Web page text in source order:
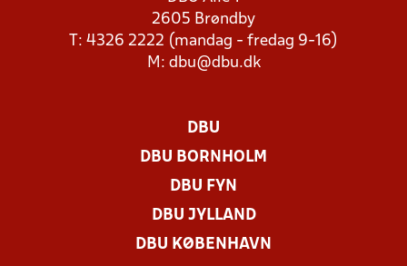
2605 Brøndby
T: 4326 2222 (mandag - fredag 9-16)
M: dbu@dbu.dk
DBU
DBU BORNHOLM
DBU FYN
DBU JYLLAND
DBU KØBENHAVN